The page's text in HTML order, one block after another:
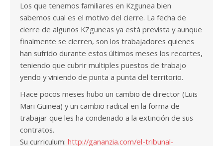
Los que tenemos familiares en Kzgunea bien
sabemos cual es el motivo del cierre. La fecha de
cierre de algunos KZguneas ya está prevista y aunque
finalmente se cierren, son los trabajadores quienes
han sufrido durante estos últimos meses los recortes,
teniendo que cubrir multiples puestos de trabajo
yendo y viniendo de punta a punta del territorio.
Hace pocos meses hubo un cambio de director (Luis
Mari Guinea) y un cambio radical en la forma de
trabajar que les ha condenado a la extinción de sus
contratos.
Su curriculum: http://gananzia.com/el-tribunal-